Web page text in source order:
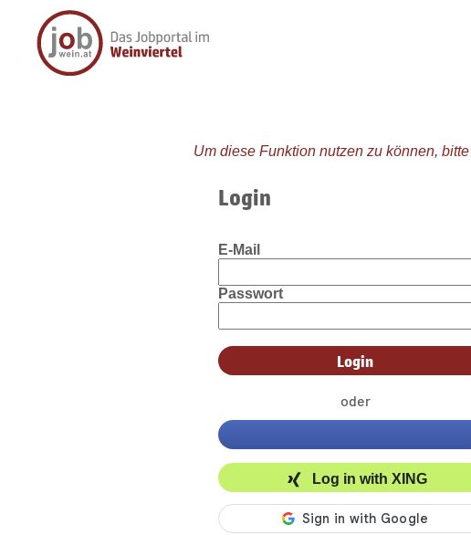
Um diese Funktion nutzen zu können,
Login
E-Mail
Passwort
oder
Log in with XING